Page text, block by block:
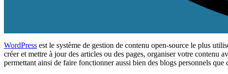
WordPress est le système de gestion de contenu open-source le plus
créer et mettre à jour des articles ou des pages, organiser votre contenu
permettant ainsi de faire fonctionner aussi bien des blogs personnels que